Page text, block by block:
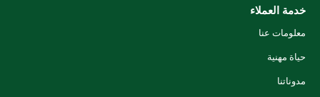
خدمة العملاء
معلومات عنا
حياة مهنية
مدوناتنا